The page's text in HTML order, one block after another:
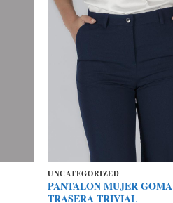
UNCATEGORIZED
PANTALON MUJER GOMA
TRASERA TRIVIAL